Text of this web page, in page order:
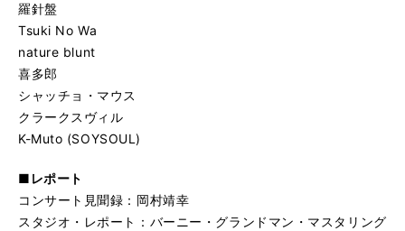
羅針盤
Tsuki No Wa
nature blunt
喜多郎
シャッチョ・マウス
クラークスヴィル
K-Muto (SOYSOUL)
■レポート
コンサート見聞録：岡村靖幸
スタジオ・レポート：バーニー・グランドマン・マスタリング